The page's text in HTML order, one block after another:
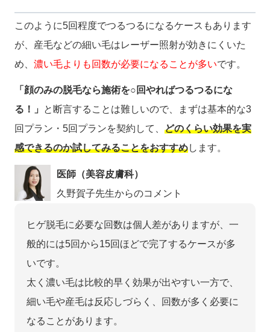
このように5回程度でつるつるになるケースもあります
が、産毛などの細い毛はレーザー照射が効きにくいた
め、 濃い毛よりも回数が必要になることが多いです。
「顔のみの脱毛なら施術を○回やればつるつるにな
る！」
と断言することは難しいので、まずは基本的な3
回プラン・5回プランを契約して、 どのくらい効果を実
感できるのか試してみることをおすすめします。
医師（美容皮膚科）
久野賀子先生からのコメント
ヒゲ脱毛に必要な回数は個人差がありますが、一
般的には5回から15回ほどで完了するケースが多
いです。
太く濃い毛は比較的早く効果が出やすい一方で、
細い毛や産毛は反応しづらく、回数が多く必要に
なることがあります。